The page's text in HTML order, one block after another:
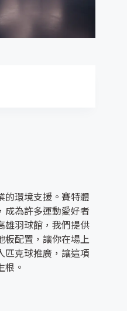
的環境支援。賽特體
成為許多運動愛好者
雄羽球館，我們提供
板配置，讓你在場上
匹克球推廣，讓這項
根。